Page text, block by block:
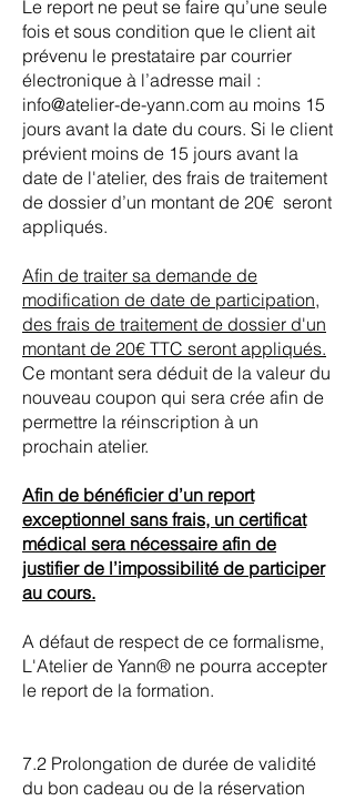
Le report ne peut se faire qu’une seule
fois et sous condition que le client ait
prévenu le prestataire par courrier
électronique à l’adresse mail :
info@atelier-de-yann.com au moins 15
jours avant la date du cours. Si le client
prévient moins de 15 jours avant la
date de l'atelier, des frais de traitement
de dossier d’un montant de 20€ seront
appliqués.
Afin de traiter sa demande de
modification de date de participation,
des frais de traitement de dossier d'un
montant de 20€ TTC seront appliqués.
Ce montant sera déduit de la valeur du
nouveau coupon qui sera crée afin de
permettre la réinscription à un
prochain atelier.
Afin de bénéficier d’un report
exceptionnel sans frais, un certificat
médical sera nécessaire afin de
justifier de l’impossibilité de participer
au cours.
A défaut de respect de ce formalisme,
L'Atelier de Yann® ne pourra accepter
le report de la formation.
7.2 Prolongation de durée de validité
du bon cadeau ou de la réservation